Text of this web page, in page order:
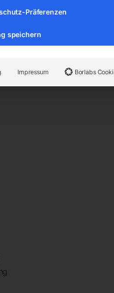
Präferenzen
speichern
Impressum Borlabs